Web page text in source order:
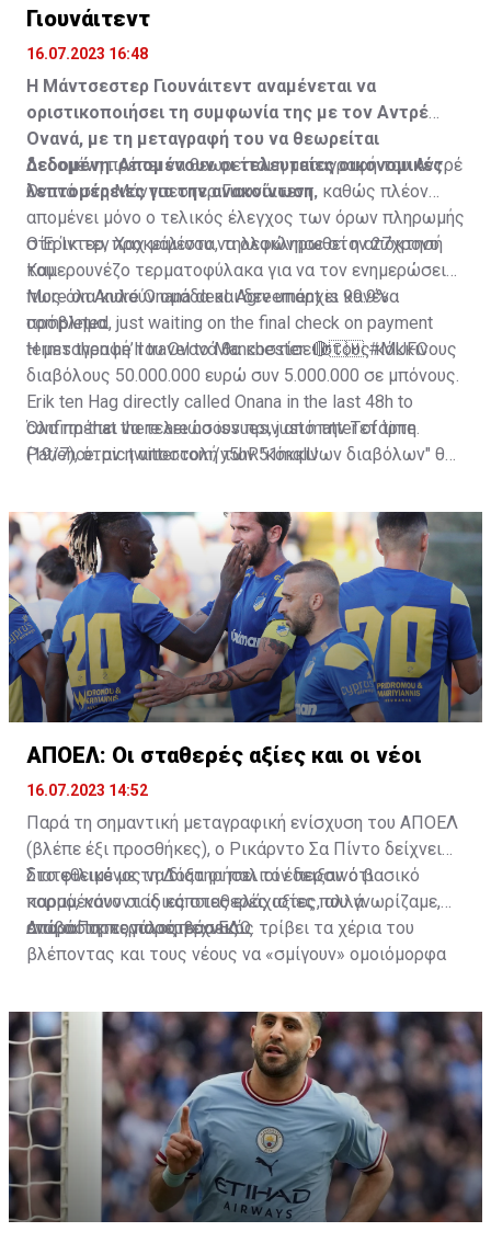
Γιουνάιτεντ
16.07.2023 16:48
Η Μάντσεστερ Γιουνάιτεντ αναμένεται να
οριστικοποιήσει τη συμφωνία της με τον Αντρέ
Ονανά, με τη μεταγραφή του να θεωρείται
δεδομένη. Απομένουν οι τελευταίες οικονομικές
λεπτομέρειες για την ανακοίνωση.
Δεδομένη πρέπει να θεωρείται η μεταγραφή του Αντρέ
Ονανά στη Μάντσεστερ Γιουνάιτεντ, καθώς πλέον
απομένει μόνο ο τελικός έλεγχος των όρων πληρωμής
στη Ίντερ, προκειμένου να ολοκληρωθεί η απόκτησή
του.
Ο Έρικ τεν Χαχ μάλιστα, τηλεφώνησε στον 27χρονο
Καμερουνέζο τερματοφύλακα για να τον ενημερώσει
πως όλα κυλούν ομάδα και δεν υπάρχει κανένα
πρόβλημα.
More on André Onana deal. Agreement is 99.9%
completed, just waiting on the final check on payment
terms then he’ll travel to Manchester. 🔴🇨🇲#MUFC
Erik ten Hag directly called Onana in the last 48h to
confirm that there are no issues, just matter of time.
Patience.pic.twitter.com/y5hR51mqlU
Η μεταγραφή του Ονανά θα κοστίσει στους κόκκινους
διαβόλους 50.000.000 ευρώ συν 5.000.000 σε μπόνους.
Όλα πρέπει να τελειώσουν πριν από την Τετάρτη
(19/7), όταν η αποστολή των "κόκκινων διαβόλων" θα
ΑΠΟΕΛ: Οι σταθερές αξίες και οι νέοι
16.07.2023 14:52
Παρά τη σημαντική μεταγραφική ενίσχυση του ΑΠΟΕΛ
(βλέπε έξι προσθήκες), ο Ρικάρντο Σα Πίντο δείχνει
διατεθειμένος να διατηρήσει τον περσινό βασικό
κορμό, κάνοντας κάποιες ελάχιστες, αλλά
απαραίτητες παρεμβάσεις.
Στο φιλικό με τη Δόξα οι παλιοί έδειξαν ότι
παραμένουν οι ίδιες σταθερές αξίες που γνωρίζαμε,
ενώ ο Πορτογάλος τεχνικός τρίβει τα χέρια του
βλέποντας και τους νέους να «σμίγουν» ομοιόμορφα
Διαβάστε περισσότεραΕΔΩ.